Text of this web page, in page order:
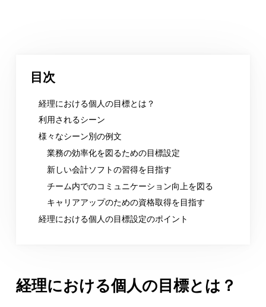
目次
経理における個人の目標とは？
利用されるシーン
様々なシーン別の例文
業務の効率化を図るための目標設定
新しい会計ソフトの習得を目指す
チーム内でのコミュニケーション向上を図る
キャリアアップのための資格取得を目指す
経理における個人の目標設定のポイント
経理における個人の目標とは？